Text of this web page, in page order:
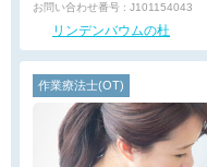
お問い合わせ番号 : J101154043
リンデンバウムの杜
作業療法士(OT)